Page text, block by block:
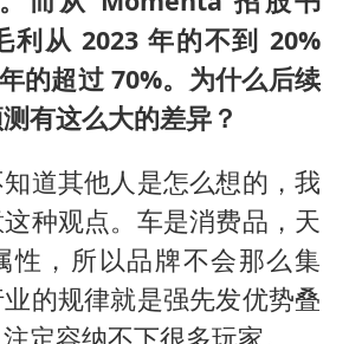
利从 2023 年的不到 20%
的超过 70%。为什么后续
有这么大的差异？
知道其他人是怎么想的，我
种观点。车是消费品，天
性，所以品牌不会那么集
的规律就是强先发优势叠